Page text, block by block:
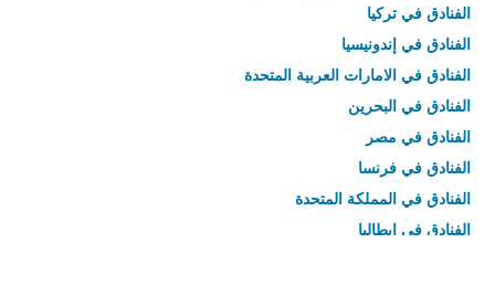
الفنادق في تركيا
الفنادق في إندونيسيا
الفنادق في الامارات العربية المتحدة
الفنادق في البحرين
الفنادق في مصر
الفنادق في فرنسا
الفنادق في المملكة المتحدة
الفنادق في إيطاليا